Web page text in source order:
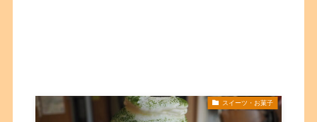
スイーツ・お菓子